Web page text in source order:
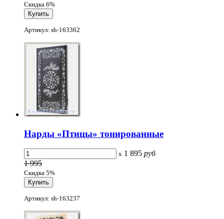
Скидка 6%
Артикул: sh-163362
Нарды «Птицы» тонированные
x 1 895 руб
1 995
Скидка 5%
Артикул: sh-163237